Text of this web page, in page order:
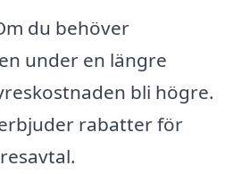
du behöver
under en längre
bli högre.
rabatter för